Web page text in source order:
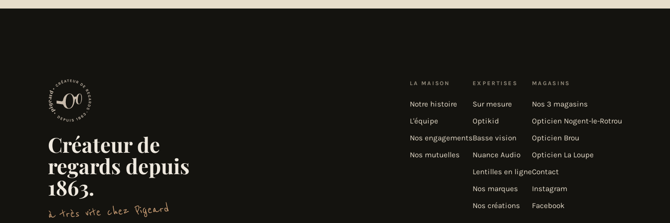
Créateur de
regards depuis
1863.
à très vite chez Pigeard
LA MAISON
Notre histoire
L'équipe
Nos engagements
Nos mutuelles
EXPERTISES
Sur mesure
Optikid
Basse vision
Nuance Audio
Lentilles en ligne
Nos marques
Nos créations
MAGASINS
Nos 3 magasins
Opticien Nogent-le-Rotrou
Opticien Brou
Opticien La Loupe
Contact
Instagram
Facebook